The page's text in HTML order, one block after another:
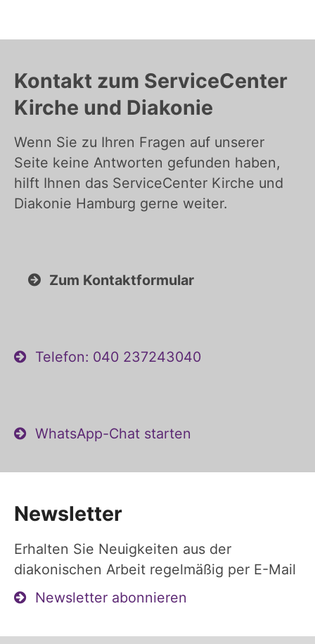
Kontakt zum ServiceCenter
Kirche und Diakonie
Wenn Sie zu Ihren Fragen auf unserer
Seite keine Antworten gefunden haben,
hilft Ihnen das ServiceCenter Kirche und
Diakonie Hamburg gerne weiter.
Zum Kontaktformular
Telefon: 040 237243040
WhatsApp-Chat starten
Newsletter
Erhalten Sie Neuigkeiten aus der
diakonischen Arbeit regelmäßig per E-Mail
Newsletter abonnieren